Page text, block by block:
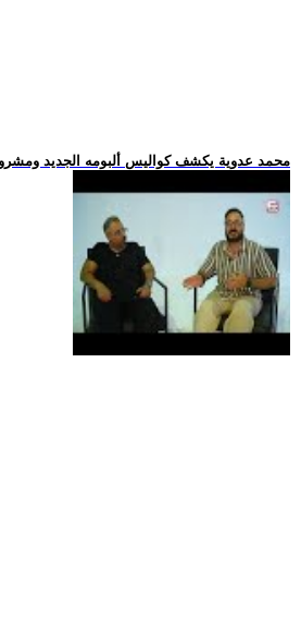
.. محمد عدوية يكشف كواليس ألبومه الجديد